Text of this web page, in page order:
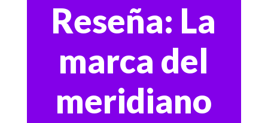
Reseña: La
marca del
meridiano